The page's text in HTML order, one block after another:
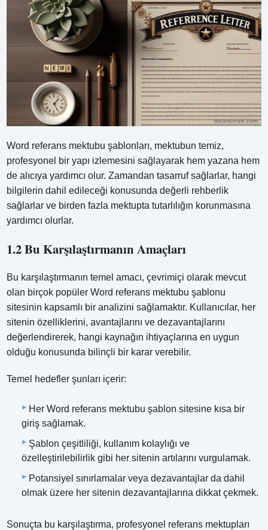
Word referans mektubu şablonları, mektubun temiz,
profesyonel bir yapı izlemesini sağlayarak hem yazana hem
de alıcıya yardımcı olur. Zamandan tasarruf sağlarlar, hangi
bilgilerin dahil edileceği konusunda değerli rehberlik
sağlarlar ve birden fazla mektupta tutarlılığın korunmasına
yardımcı olurlar.
1.2 Bu Karşılaştırmanın Amaçları
Bu karşılaştırmanın temel amacı, çevrimiçi olarak mevcut
olan birçok popüler Word referans mektubu şablonu
sitesinin kapsamlı bir analizini sağlamaktır. Kullanıcılar, her
sitenin özelliklerini, avantajlarını ve dezavantajlarını
değerlendirerek, hangi kaynağın ihtiyaçlarına en uygun
olduğu konusunda bilinçli bir karar verebilir.
Temel hedefler şunları içerir:
Her Word referans mektubu şablon sitesine kısa bir
giriş sağlamak.
Şablon çeşitliliği, kullanım kolaylığı ve
özelleştirilebilirlik gibi her sitenin artılarını vurgulamak.
Potansiyel sınırlamalar veya dezavantajlar da dahil
olmak üzere her sitenin dezavantajlarına dikkat çekmek.
Sonuçta bu karşılaştırma, profesyonel referans mektupları